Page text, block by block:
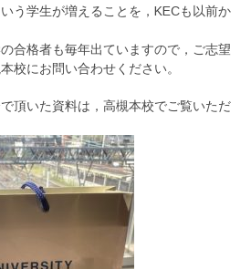
う学生が増えることを，KECも以前か
合格者も毎年出ていますので，ご志望
校にお問い合わせください。
頂いた資料は，高槻本校でご覧いただ